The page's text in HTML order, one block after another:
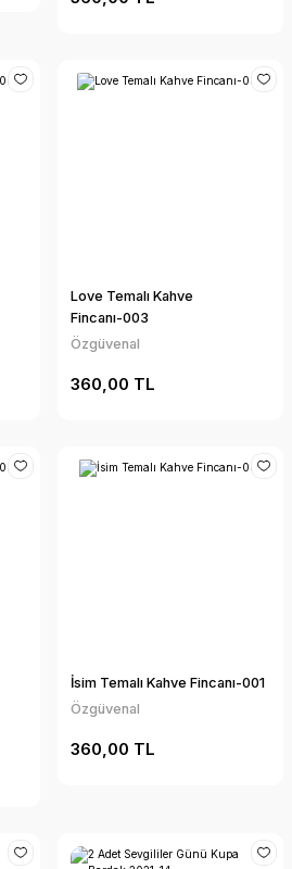
Love Temalı Kahve
Fincanı-003
Özgüvenal
360,00 TL
İsim Temalı Kahve Fincanı-001
Özgüvenal
360,00 TL